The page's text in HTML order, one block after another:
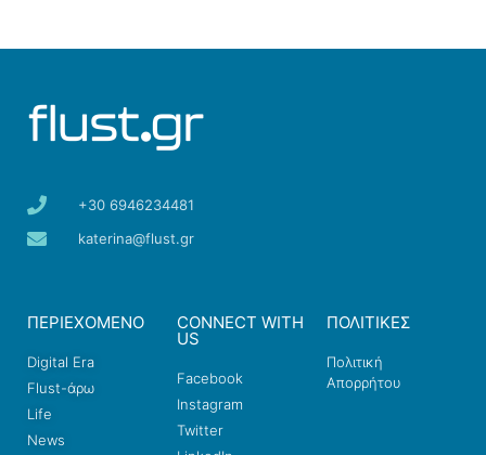
+30 6946234481
katerina@flust.gr
ΠΕΡΙΕΧΟΜΕΝΟ
Digital Era
Flust-άρω
Life
News
CONNECT WITH
US
Facebook
Instagram
Twitter
ΠΟΛΙΤΙΚΕΣ
Πολιτική
Απορρήτου